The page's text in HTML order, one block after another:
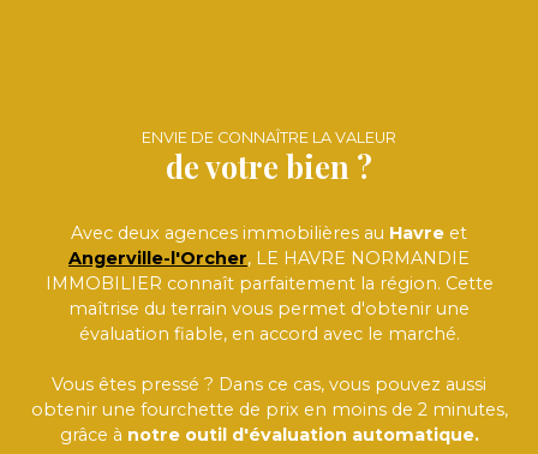
ENVIE DE CONNAÎTRE LA VALEUR
de votre bien ?
Avec deux agences immobilières au Havre et
Angerville-l'Orcher, LE HAVRE NORMANDIE
IMMOBILIER connaît parfaitement la région. Cette
maîtrise du terrain vous permet d'obtenir une
évaluation fiable, en accord avec le marché.
Vous êtes pressé ? Dans ce cas, vous pouvez aussi
obtenir une fourchette de prix en moins de 2 minutes,
grâce à notre outil d'évaluation automatique.